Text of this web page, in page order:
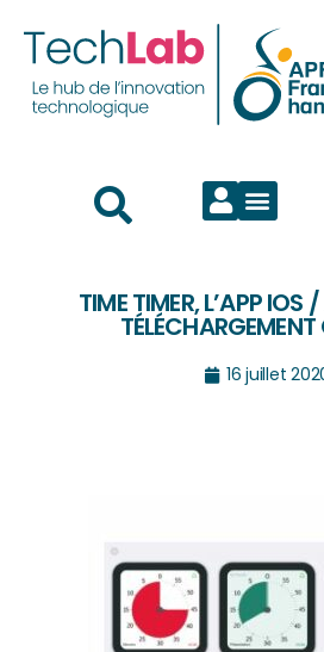
TIME TIMER, L’APP IOS
16 juillet